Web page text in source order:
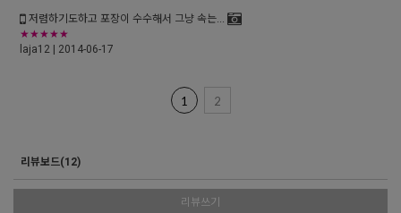
저렴하기도하고 포장이 수수해서 그냥 속는...
★★★★★
laja12 | 2014-06-17
1 2
리뷰보드(12)
리뷰쓰기